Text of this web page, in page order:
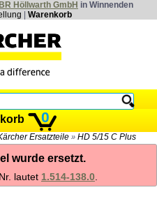
Höllwarth GmbH in Winnenden
Warenkorb
0
Ersatzteile » HD 5/15 C Plus
wurde ersetzt.
lautet 1.514-138.0.